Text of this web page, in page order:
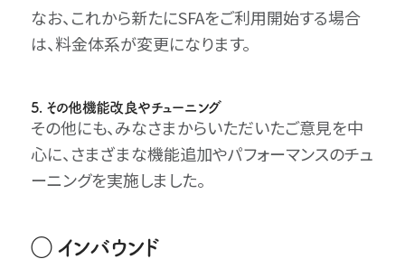
なお、これから新たにSFAをご利⽤開始する場合
は、料⾦体系が変更になります。
5. その他機能改良やチューニング
その他にも、みなさまからいただいたご意見を中
心に、さまざまな機能追加やパフォーマンスのチュ
ーニングを実施しました。
◯ インバウンド